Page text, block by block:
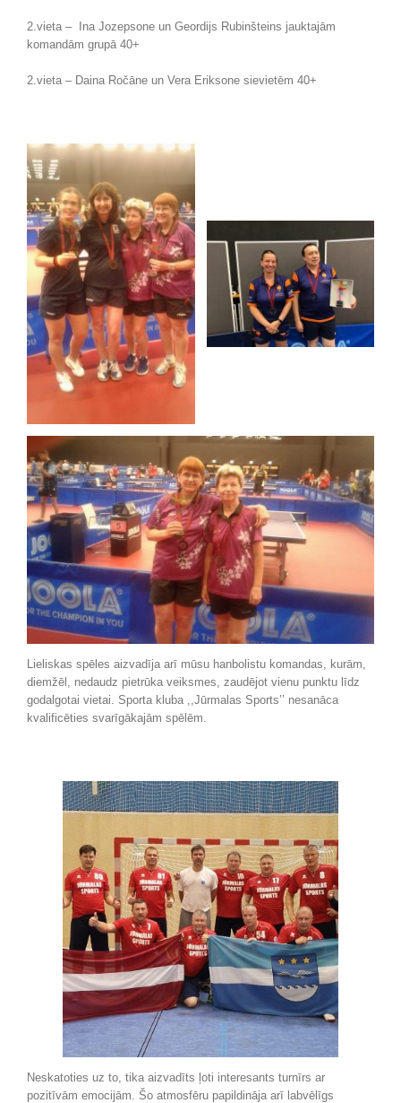
2.vieta – Ina Jozepsone un Geordijs Rubinšteins jauktajām
komandām grupā 40+
2.vieta – Daina Ročāne un Vera Eriksone sievietēm 40+
Lieliskas spēles aizvadīja arī mūsu hanbolistu komandas, kurām,
diemžēl, nedaudz pietrūka veiksmes, zaudējot vienu punktu līdz
godalgotai vietai. Sporta kluba ,,Jūrmalas Sports’’ nesanāca
kvalificēties svarīgākajām spēlēm.
Neskatoties uz to, tika aizvadīts ļoti interesants turnīrs ar
pozitīvām emocijām. Šo atmosfēru papildināja arī labvēlīgs